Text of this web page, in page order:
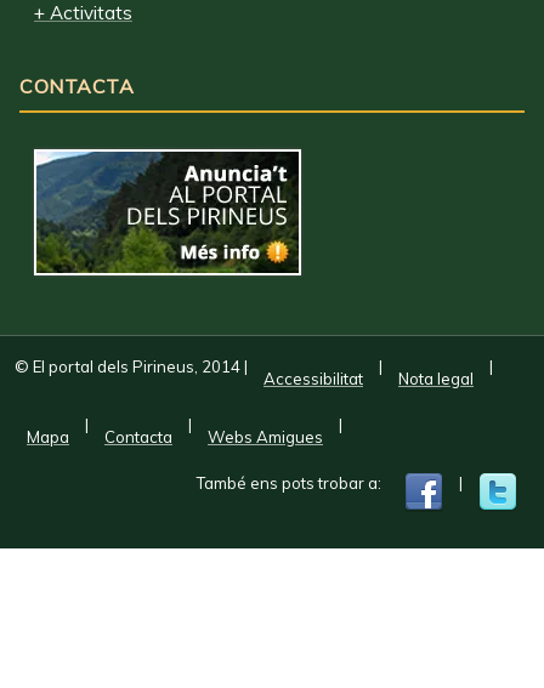
+ Activitats
CONTACTA
© El portal dels Pirineus, 2014|
Accessibilitat
|
Nota legal
|
Mapa
|
Contacta
|
Webs Amigues
|
També ens pots trobar a: |